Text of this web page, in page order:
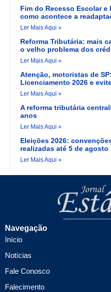
Fim do Recesso Escolar e
como acontece a
Ler Mais Aqui »
Reforma Tributária: mais
o velho problema dos
Ler Mais Aqui »
Atenção, motoristas de
Licenciamento 2026 e
Ler Mais Aqui »
A reforma tributária
anos
Ler Mais Aqui »
Eleições 2026:
realizadas até 5 de agosto
Ler Mais Aqui »
Navegação
Início
Notícias
Fale Conosco
Falecimento